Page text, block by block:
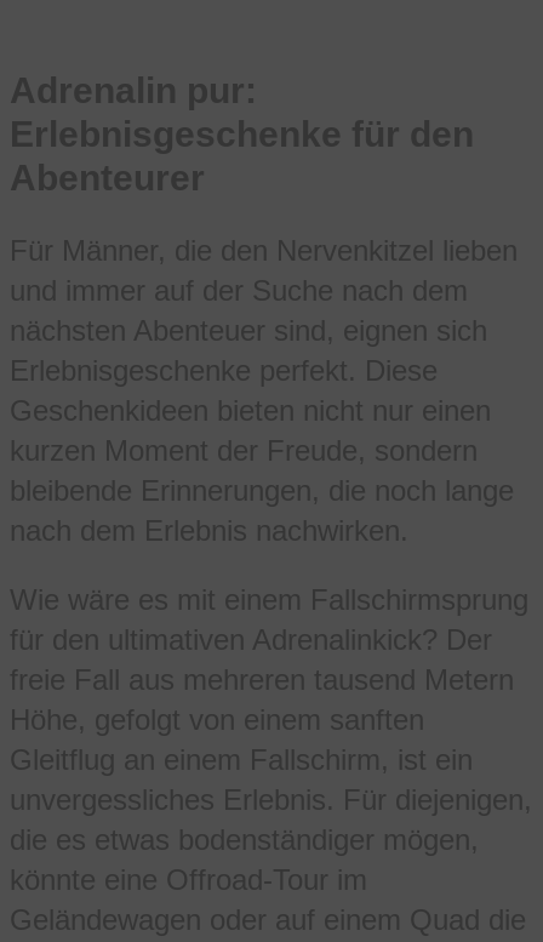
Adrenalin pur:
Erlebnisgeschenke für den
Abenteurer
Für Männer, die den Nervenkitzel lieben
und immer auf der Suche nach dem
nächsten Abenteuer sind, eignen sich
Erlebnisgeschenke perfekt. Diese
Geschenkideen bieten nicht nur einen
kurzen Moment der Freude, sondern
bleibende Erinnerungen, die noch lange
nach dem Erlebnis nachwirken.
Wie wäre es mit einem Fallschirmsprung
für den ultimativen Adrenalinkick? Der
freie Fall aus mehreren tausend Metern
Höhe, gefolgt von einem sanften
Gleitflug an einem Fallschirm, ist ein
unvergessliches Erlebnis. Für diejenigen,
die es etwas bodenständiger mögen,
könnte eine Offroad-Tour im
Geländewagen oder auf einem Quad die